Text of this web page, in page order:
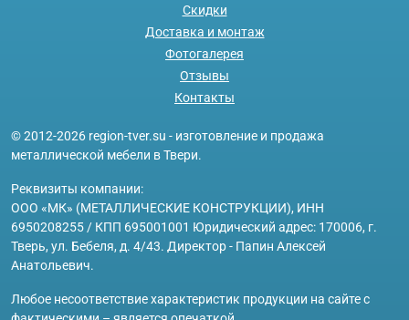
Скидки
Доставка и монтаж
Фотогалерея
Отзывы
Контакты
© 2012-2026 region-tver.su - изготовление и продажа
металлической мебели в Твери.
Реквизиты компании:
ООО «МК» (МЕТАЛЛИЧЕСКИЕ КОНСТРУКЦИИ), ИНН
6950208255 / КПП 695001001 Юридический адрес: 170006, г.
Тверь, ул. Бебеля, д. 4/43. Директор - Папин Алексей
Анатольевич.
Любое несоответствие характеристик продукции на сайте с